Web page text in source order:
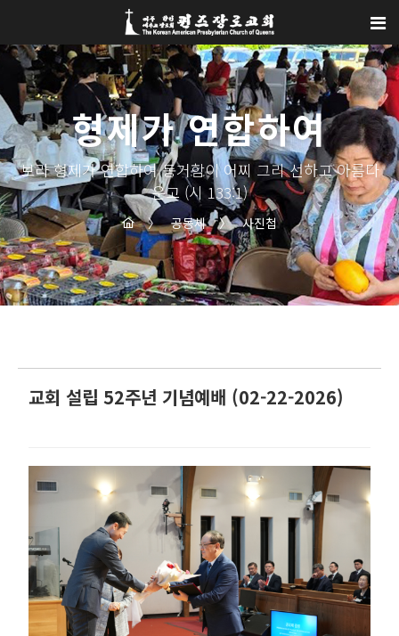
형제가 연합하여
보라 형제가 연합하여 동거함이 어찌 그리 선하고 아름다
운고 (시 133:1)
〉 공동체 〉 사진첩
교회 설립 52주년 기념예배 (02-22-2026)